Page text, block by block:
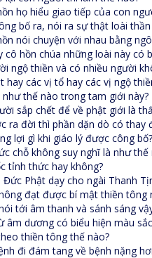
họ hiểu giao tiếp của con
bố ra, nói ra sự thật loài
nói chuyện với nhau bằng
cô hồn chúa những loài này có
ngộ thiền và có nhiều người
hay các vị tổ hay các vị ngộ
thế nào trong tam giới này?
sắp chết để về phật giới là
ra đời thì phần dặn dò có thay
lợi gì khi giáo lý được công bố?
chỗ không suy nghĩ là như thế
tỉnh thức hay không?
Phật dạy cho ngài Thanh
đạt được bí mật thiền
tới âm thanh và sánh sáng
âm dương có biểu hiện màu
thiền tông thế nào?
đi đám tang về bệnh nặng